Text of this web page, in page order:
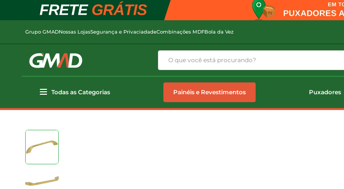
Grupo GMADNossas LojasSegurança e PrivaciadadeCombinações MDFBola da Vez
Todas as Categorias Painéis e Revestimentos Puxadores